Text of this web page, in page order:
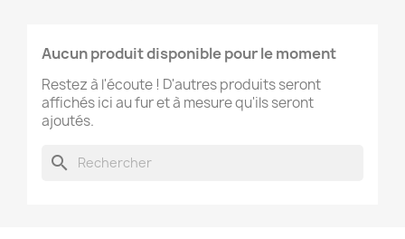
Aucun produit disponible pour le moment
Restez à l'écoute ! D'autres produits seront
affichés ici au fur et à mesure qu'ils seront
ajoutés.
search